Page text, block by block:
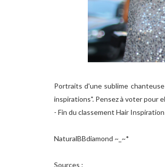
Portraits d'une sublime
inspirations". Pensez à voter pour
- Fin du classement Hair
NaturalBBdiamond ~_~*
Sources :